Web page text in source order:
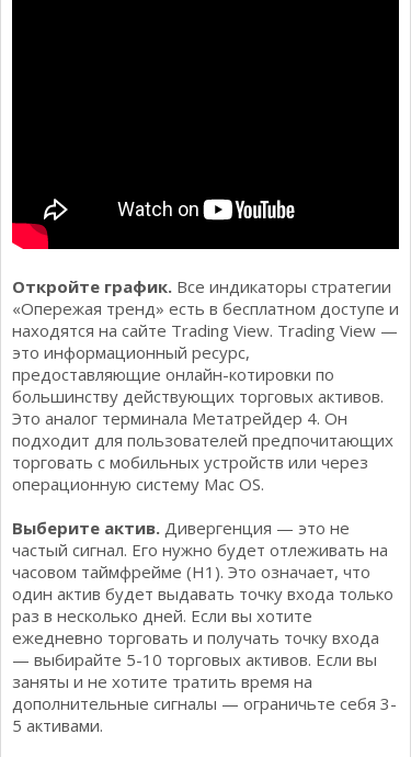
Откройте график. Все индикаторы стратегии
«Опережая тренд» есть в бесплатном доступе и
находятся на сайте Trading View. Trading View —
это информационный ресурс,
предоставляющие онлайн-котировки по
большинству действующих торговых активов.
Это аналог терминала Метатрейдер 4. Он
подходит для пользователей предпочитающих
торговать с мобильных устройств или через
операционную систему Mac OS.
Выберите актив. Дивергенция — это не
частый сигнал. Его нужно будет отлеживать на
часовом таймфрейме (Н1). Это означает, что
один актив будет выдавать точку входа только
раз в несколько дней. Если вы хотите
ежедневно торговать и получать точку входа
— выбирайте 5-10 торговых активов. Если вы
заняты и не хотите тратить время на
дополнительные сигналы — ограничьте себя 3-
5 активами.